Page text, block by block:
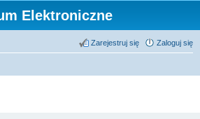
Elektroniczne
Zaloguj się
Zarejestruj się